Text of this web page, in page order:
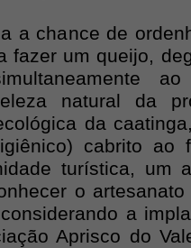
a chance de
fazer um queijo,
natural da
da
cabrito ao
turística, um
o
a
Aprisco do